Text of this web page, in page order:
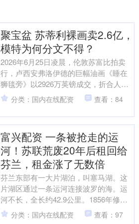
聚宝盆 苏蒂利裸画卖2.6亿，
模特为何分文不得？
2026年6月25日凌晨，伦敦苏富比拍卖
行，卢西安弗洛伊德的巨幅油画《睡在
狮毯旁》以2926万英镑成交，折合人民
币约2.62亿元。画中沉睡的丰腴女人，是
69岁的....
分类：国内在线配资 查看：84
富兴配资 一条被抢走的运
河！苏联荒废20年后租回给
芬兰，租金涨了无数倍
芬兰东部有一大片湖泊，叫塞马湖。这
片湖区通过一条运河连接波罗的海。运
河不长，全长约42.9公里。1856年修
好，沙俄时期开工，芬兰人自己把它建
成了东部贸易的大动....
分类：国内在线配资 查看：97